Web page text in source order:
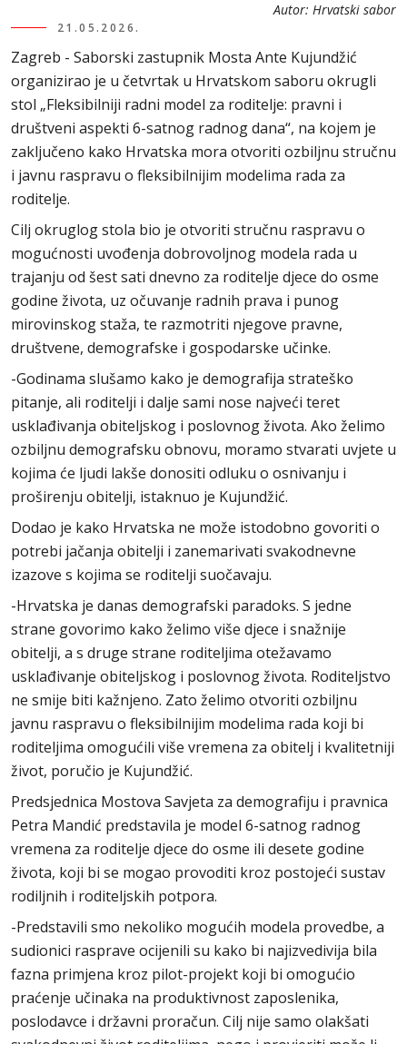
Autor: Hrvatski sabor
21.05.2026.
Zagreb - Saborski zastupnik Mosta Ante Kujundžić
organizirao je u četvrtak u Hrvatskom saboru okrugli
stol „Fleksibilniji radni model za roditelje: pravni i
društveni aspekti 6-satnog radnog dana“, na kojem je
zaključeno kako Hrvatska mora otvoriti ozbiljnu stručnu
i javnu raspravu o fleksibilnijim modelima rada za
roditelje.
Cilj okruglog stola bio je otvoriti stručnu raspravu o
mogućnosti uvođenja dobrovoljnog modela rada u
trajanju od šest sati dnevno za roditelje djece do osme
godine života, uz očuvanje radnih prava i punog
mirovinskog staža, te razmotriti njegove pravne,
društvene, demografske i gospodarske učinke.
-Godinama slušamo kako je demografija strateško
pitanje, ali roditelji i dalje sami nose najveći teret
usklađivanja obiteljskog i poslovnog života. Ako želimo
ozbiljnu demografsku obnovu, moramo stvarati uvjete u
kojima će ljudi lakše donositi odluku o osnivanju i
proširenju obitelji, istaknuo je Kujundžić.
Dodao je kako Hrvatska ne može istodobno govoriti o
potrebi jačanja obitelji i zanemarivati svakodnevne
izazove s kojima se roditelji suočavaju.
-Hrvatska je danas demografski paradoks. S jedne
strane govorimo kako želimo više djece i snažnije
obitelji, a s druge strane roditeljima otežavamo
usklađivanje obiteljskog i poslovnog života. Roditeljstvo
ne smije biti kažnjeno. Zato želimo otvoriti ozbiljnu
javnu raspravu o fleksibilnijim modelima rada koji bi
roditeljima omogućili više vremena za obitelj i kvalitetniji
život, poručio je Kujundžić.
Predsjednica Mostova Savjeta za demografiju i pravnica
Petra Mandić predstavila je model 6-satnog radnog
vremena za roditelje djece do osme ili desete godine
života, koji bi se mogao provoditi kroz postojeći sustav
rodiljnih i roditeljskih potpora.
-Predstavili smo nekoliko mogućih modela provedbe, a
sudionici rasprave ocijenili su kako bi najizvedivija bila
fazna primjena kroz pilot-projekt koji bi omogućio
praćenje učinaka na produktivnost zaposlenika,
poslodavce i državni proračun. Cilj nije samo olakšati